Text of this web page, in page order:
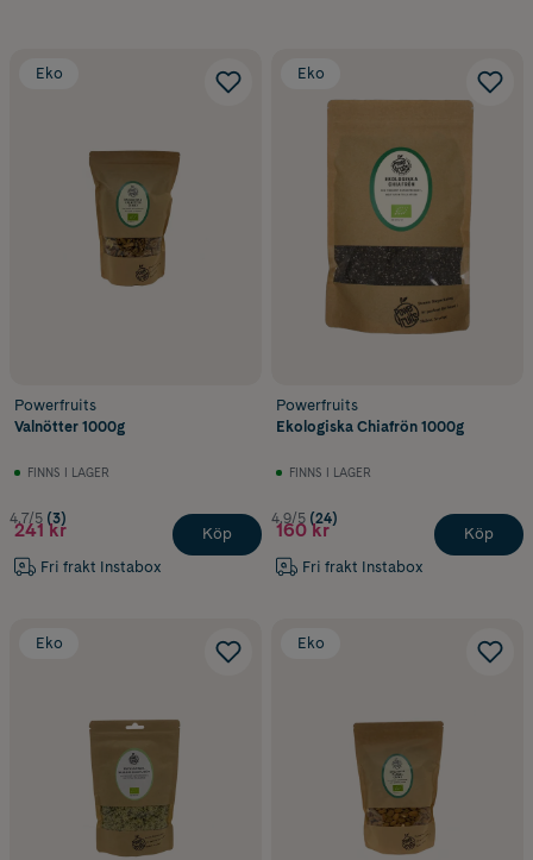
Eko
Powerfruits
Valnötter 1000g
FINNS I LAGER
4.7/5 (3)
241 kr
Fri frakt Instabox
Köp
Eko
Powerfruits
Ekologiska Chiafrön 1000g
FINNS I LAGER
4.9/5 (24)
160 kr
Fri frakt Instabox
Köp
Eko Eko